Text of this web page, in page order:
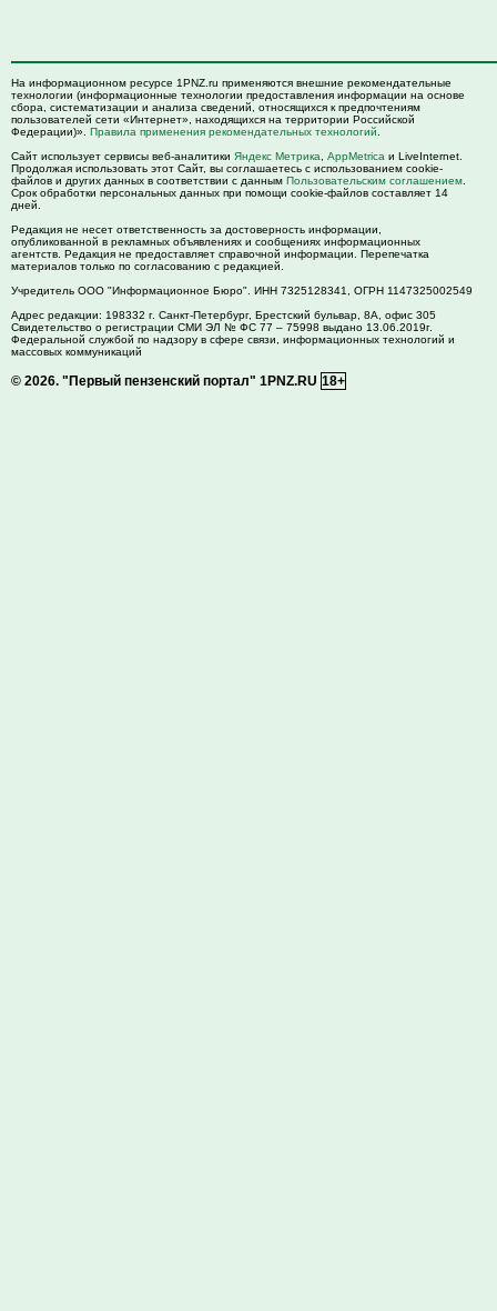
На информационном ресурсе 1PNZ.ru применяются внешние рекомендательные
технологии (информационные технологии предоставления информации на основе
сбора, систематизации и анализа сведений, относящихся к предпочтениям
пользователей сети «Интернет», находящихся на территории Российской
Федерации)». Правила применения рекомендательных технологий
Сайт использует сервисы веб-аналитики Яндекс Метрика AppMetrica и LiveInternet.
Продолжая использовать этот Сайт, вы соглашаетесь с использованием cookie-
файлов и других данных в соответствии с данным Пользовательским соглашением
Срок обработки персональных данных при помощи cookie-файлов составляет 14
дней.
Редакция не несет ответственность за достоверность информации,
опубликованной в рекламных объявлениях и сообщениях информационных
агентств. Редакция не предоставляет справочной информации. Перепечатка
материалов только по согласованию с редакцией.
Учредитель ООО "Информационное Бюро". ИНН 7325128341, ОГРН 1147325002549
Адрес редакции: 198332 г. Санкт-Петербург, Брестский бульвар, 8А, офис 305
Свидетельство о регистрации СМИ ЭЛ № ФС 77 – 75998 выдано 13.06.2019г.
Федеральной службой по надзору в сфере связи, информационных технологий и
массовых коммуникаций
© 2026. "Первый пензенский портал" 1PNZ.RU 18+